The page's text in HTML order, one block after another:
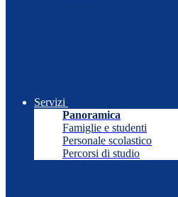
Servizi
Panoramica
Famiglie e studenti
Personale scolastico
Percorsi di studio